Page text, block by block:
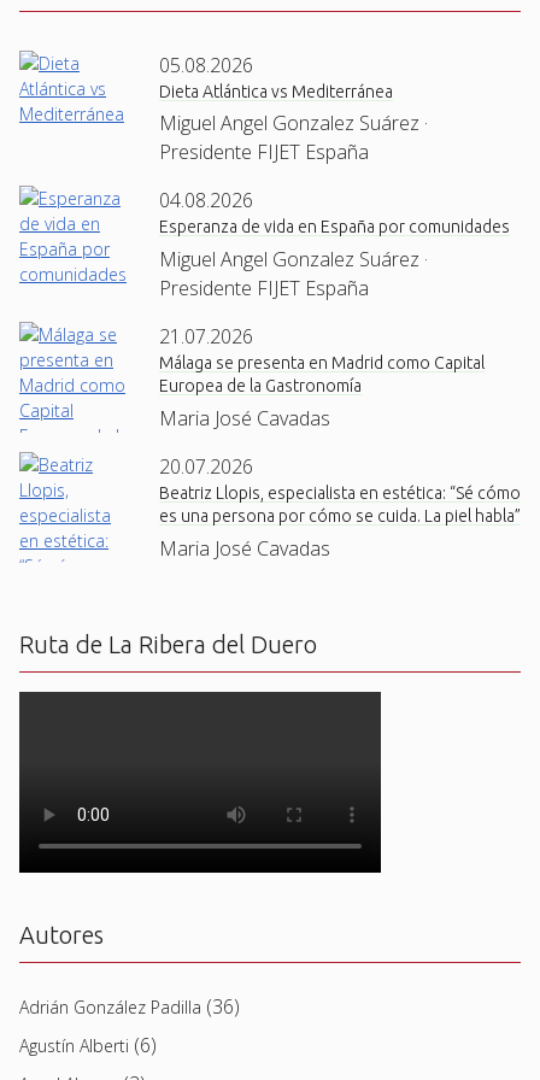
05.08.2026
Dieta Atlántica vs Mediterránea
Miguel Angel Gonzalez Suárez ·
Presidente FIJET España
04.08.2026
Esperanza de vida en España por comunidades
Miguel Angel Gonzalez Suárez ·
Presidente FIJET España
21.07.2026
Málaga se presenta en Madrid como Capital
Europea de la Gastronomía
Maria José Cavadas
20.07.2026
Beatriz Llopis, especialista en estética: “Sé cómo
es una persona por cómo se cuida. La piel habla”
Maria José Cavadas
Ruta de La Ribera del Duero
Autores
Adrián González Padilla (36)
Agustín Alberti (6)